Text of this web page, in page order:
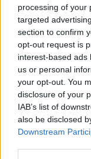
processing of your
targeted
section to confirm
opt-out request is
interest-based ads
us or personal
your opt-out. You
disclosure of your
IAB’s list of
also be disclosed
Downstream